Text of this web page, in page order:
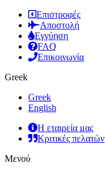
Επιστροφές
Αποστολή
Εγγύηση
FAQ
Επικοινωνία
Greek
Greek
English
Η εταιρεία μας
Κριτικές πελατών
Μενού